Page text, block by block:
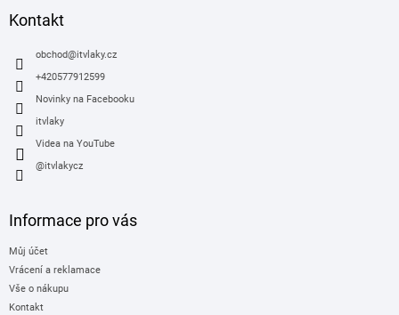
Kontakt
obchod@itvlaky.cz
+420577912599
Novinky na Facebooku
itvlaky
Videa na YouTube
@itvlakycz
Informace pro vás
Můj účet
Vrácení a reklamace
Vše o nákupu
Kontakt